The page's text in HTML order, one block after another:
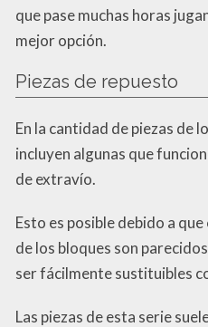
que pase muchas horas
mejor opción.
Piezas de repuesto
En la cantidad de piezas de
incluyen algunas que
de extravío.
Esto es posible debido a
de los bloques son
ser fácilmente sustituibles
Las piezas de esta serie